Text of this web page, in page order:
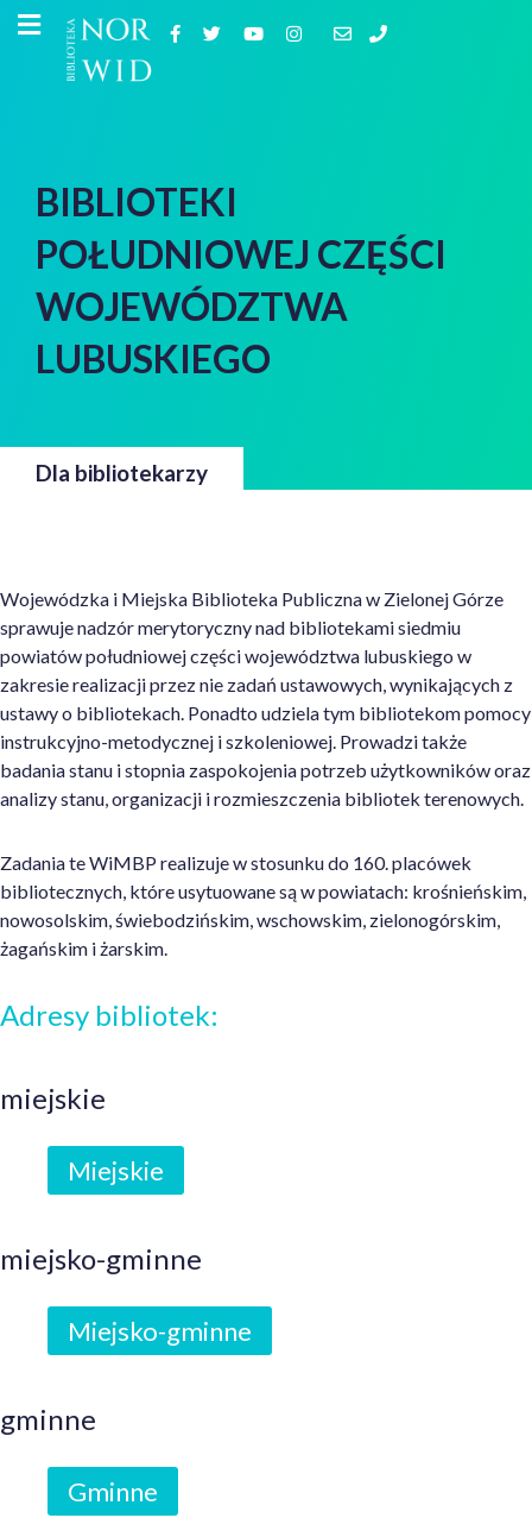
BIBLIOTEKI
POŁUDNIOWEJ CZĘŚCI
WOJEWÓDZTWA
LUBUSKIEGO
Dla bibliotekarzy
Wojewódzka i Miejska Biblioteka Publiczna w Zielonej Górze
sprawuje nadzór merytoryczny nad bibliotekami siedmiu
powiatów południowej części województwa lubuskiego w
zakresie realizacji przez nie zadań ustawowych, wynikających z
ustawy o bibliotekach. Ponadto udziela tym bibliotekom pomocy
instrukcyjno-metodycznej i szkoleniowej. Prowadzi także
badania stanu i stopnia zaspokojenia potrzeb użytkowników oraz
analizy stanu, organizacji i rozmieszczenia bibliotek terenowych.
Zadania te WiMBP realizuje w stosunku do 160. placówek
bibliotecznych, które usytuowane są w powiatach: krośnieńskim,
nowosolskim, świebodzińskim, wschowskim, zielonogórskim,
żagańskim i żarskim.
Adresy bibliotek:
miejskie
Miejskie
miejsko-gminne
Miejsko-gminne
gminne
Gminne